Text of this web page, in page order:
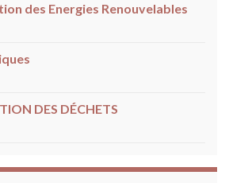
des Energies Renouvelables
DES DÉCHETS